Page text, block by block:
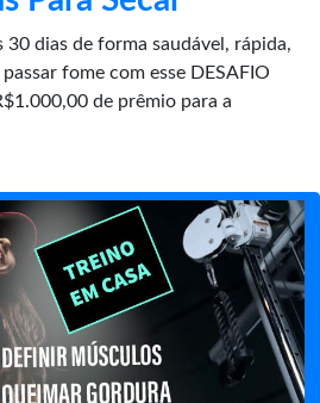
30 dias de forma saudável, rápida,
fome com esse DESAFIO
de prêmio para a